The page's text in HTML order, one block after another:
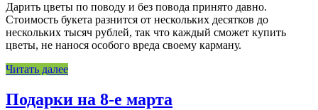
Дарить цветы по поводу и без повода принято давно.
Стоимость букета разнится от нескольких десятков до
нескольких тысяч рублей, так что каждый сможет купить
цветы, не нанося особого вреда своему карману.
Читать далее
Подарки на 8-е марта